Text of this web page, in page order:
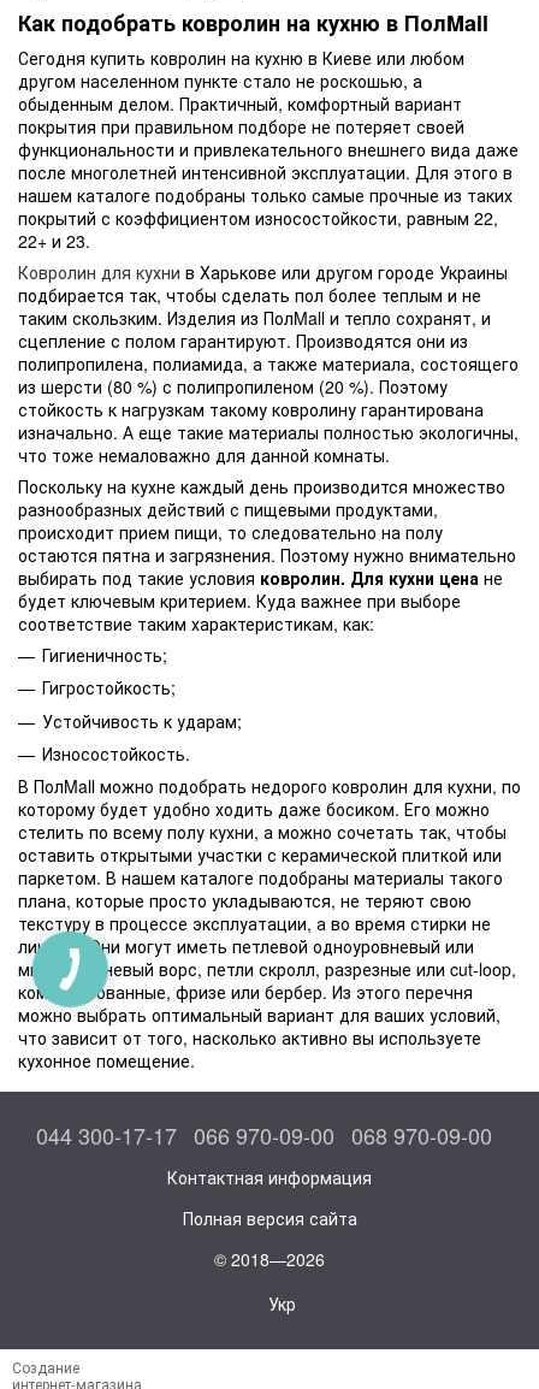
Как подобрать ковролин на кухню в ПолMall
Сегодня купить ковролин на кухню в Киеве или любом
другом населенном пункте стало не роскошью, а
обыденным делом. Практичный, комфортный вариант
покрытия при правильном подборе не потеряет своей
функциональности и привлекательного внешнего вида даже
после многолетней интенсивной эксплуатации. Для этого в
нашем каталоге подобраны только самые прочные из таких
покрытий с коэффициентом износостойкости, равным 22,
22+ и 23.
Ковролин для кухни в Харькове или другом городе Украины
подбирается так, чтобы сделать пол более теплым и не
таким скользким. Изделия из ПолMall и тепло сохранят, и
сцепление с полом гарантируют. Производятся они из
полипропилена, полиамида, а также материала, состоящего
из шерсти (80 %) с полипропиленом (20 %). Поэтому
стойкость к нагрузкам такому ковролину гарантирована
изначально. А еще такие материалы полностью экологичны,
что тоже немаловажно для данной комнаты.
Поскольку на кухне каждый день производится множество
разнообразных действий с пищевыми продуктами,
происходит прием пищи, то следовательно на полу
остаются пятна и загрязнения. Поэтому нужно внимательно
выбирать под такие условия ковролин. Для кухни цена не
будет ключевым критерием. Куда важнее при выборе
соответствие таким характеристикам, как:
Гигиеничность;
Гигростойкость;
Устойчивость к ударам;
Износостойкость.
В ПолMall можно подобрать недорого ковролин для кухни, по
которому будет удобно ходить даже босиком. Его можно
стелить по всему полу кухни, а можно сочетать так, чтобы
оставить открытыми участки с керамической плиткой или
паркетом. В нашем каталоге подобраны материалы такого
плана, которые просто укладываются, не теряют свою
текстуру в процессе эксплуатации, а во время стирки не
линяют. Они могут иметь петлевой одноуровневый или
многоуровневый ворс, петли скролл, разрезные или cut-loop,
комбинированные, фризе или бербер. Из этого перечня
можно выбрать оптимальный вариант для ваших условий,
что зависит от того, насколько активно вы используете
кухонное помещение.
044 300-17-17 066 970-09-00 068 970-09-00
Контактная информация
Полная версия сайта
© 2018—2026
Укр
Создание
интернет-магазина